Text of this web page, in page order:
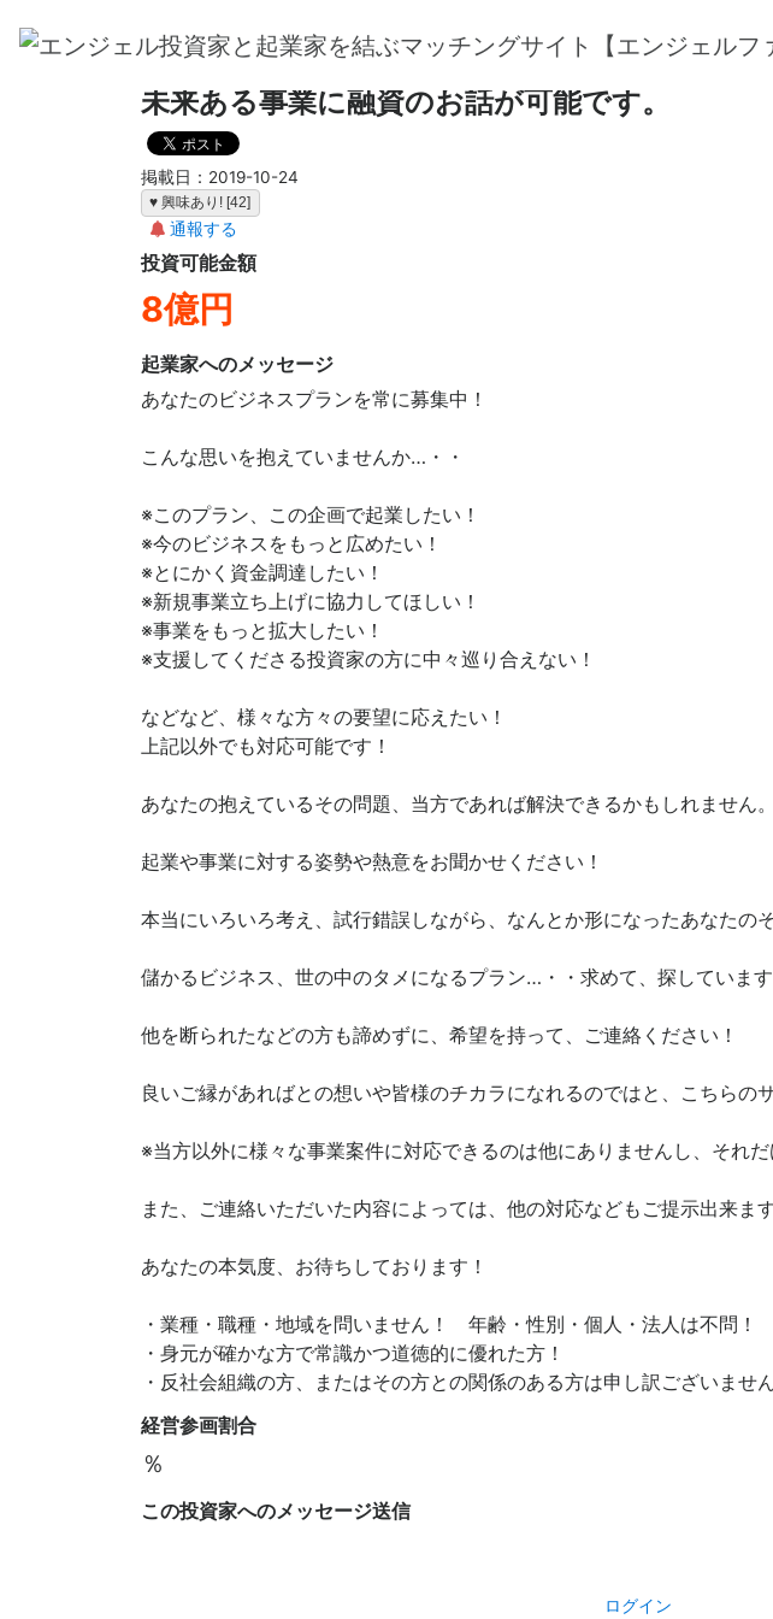
ホーム>投資家からのメッセージ一覧 > 未来ある事業に融資のお話が可能です。
未来ある事業に融資のお話が可能です。
掲載日：2019-10-24
♥ 興味あり! [42]
通報する
投資可能金額
8億円
起業家へのメッセージ
あなたのビジネスプランを常に募集中！
こんな思いを抱えていませんか…・・
※このプラン、この企画で起業したい！
※今のビジネスをもっと広めたい！
※とにかく資金調達したい！
※新規事業立ち上げに協力してほしい！
※事業をもっと拡大したい！
※支援してくださる投資家の方に中々巡り合えない！
などなど、様々な方々の要望に応えたい！
上記以外でも対応可能です！
あなたの抱えているその問題、当方であれば解決できるかもしれません。
起業や事業に対する姿勢や熱意をお聞かせください！
本当にいろいろ考え、試行錯誤しながら、なんとか形になったあなたの
儲かるビジネス、世の中のタメになるプラン…・・求めて、探しています
他を断られたなどの方も諦めずに、希望を持って、ご連絡ください！
良いご縁があればとの想いや皆様のチカラになれるのではと、こちらの
※当方以外に様々な事業案件に対応できるのは他にありませんし、それ
また、ご連絡いただいた内容によっては、他の対応などもご提示出来ます
あなたの本気度、お待ちしております！
・業種・職種・地域を問いません！ 年齢・性別・個人・法人は不問！
・身元が確かな方で常識かつ道徳的に優れた方！
・反社会組織の方、またはその方との関係のある方は申し訳ございません
経営参画割合
％
この投資家へのメッセージ送信
ログイン